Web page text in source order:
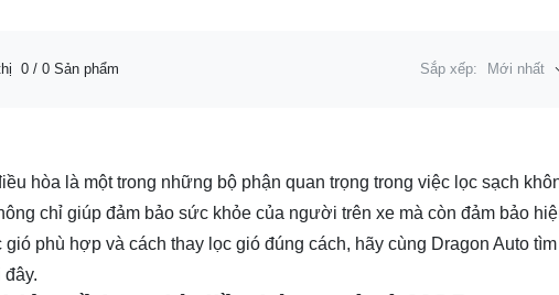
0/ 0 Sản phẩm Sắp xếp: Mới nhất
hòa là một trong những bộ phận quan trọng trong việc lọc sạch
chỉ giúp đảm bảo sức khỏe của người trên xe mà còn đảm bảo
gió phù hợp và cách thay lọc gió đúng cách, hãy cùng Dragon Auto